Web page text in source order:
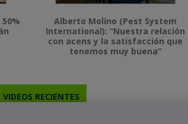
Alberto Molino (Pest System
International): “Nuestra relación
con acens y la satisfacción que
tenemos muy buena”
RECIENTES